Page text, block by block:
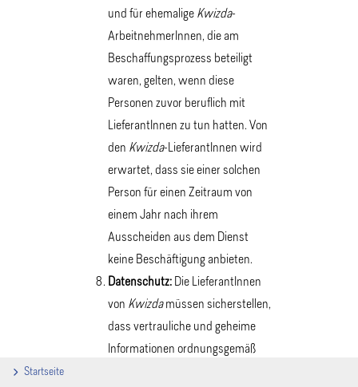
Startseite
und für ehemalige Kwizda-
ArbeitnehmerInnen, die am
Beschaffungsprozess beteiligt
waren, gelten, wenn diese
Personen zuvor beruflich mit
LieferantInnen zu tun hatten. Von
den Kwizda-LieferantInnen wird
erwartet, dass sie einer solchen
Person für einen Zeitraum von
einem Jahr nach ihrem
Ausscheiden aus dem Dienst
keine Beschäftigung anbieten.
Datenschutz: Die LieferantInnen
von Kwizdamüssen sicherstellen,
dass vertrauliche und geheime
Informationen ordnungsgemäß